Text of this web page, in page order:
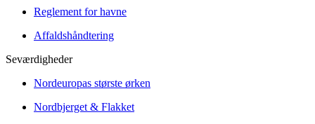
Reglement for havne
Affaldshåndtering
Seværdigheder
Nordeuropas største ørken
Nordbjerget & Flakket